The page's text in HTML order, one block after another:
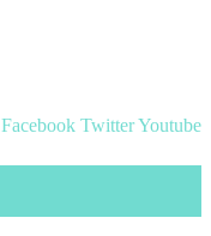
Facebook TwitterYoutube